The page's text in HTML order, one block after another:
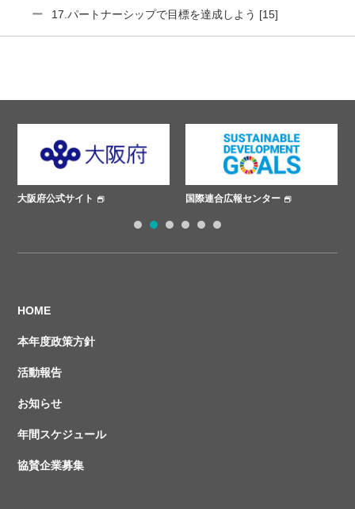
17.パートナーシップで目標を達成しよう [15]
大阪府公式サイト 国際連合広報センター
HOME
本年度政策方針
活動報告
お知らせ
年間スケジュール
協賛企業募集